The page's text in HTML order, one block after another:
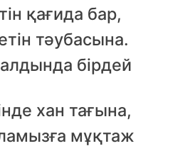
қағида бар,
тәубасына.
бірдей
хан тағына,
мұқтаж